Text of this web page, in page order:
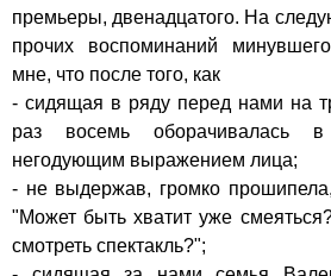
премьеры, двенадцатого. На
прочих воспоминаний
мне, что после того, как
- сидящая в ряду перед нами на
раз восемь оборачивалась
негодующим выражением лица;
- не выдержав, громко
"Может быть хватит уже
смотреть спектакль?";